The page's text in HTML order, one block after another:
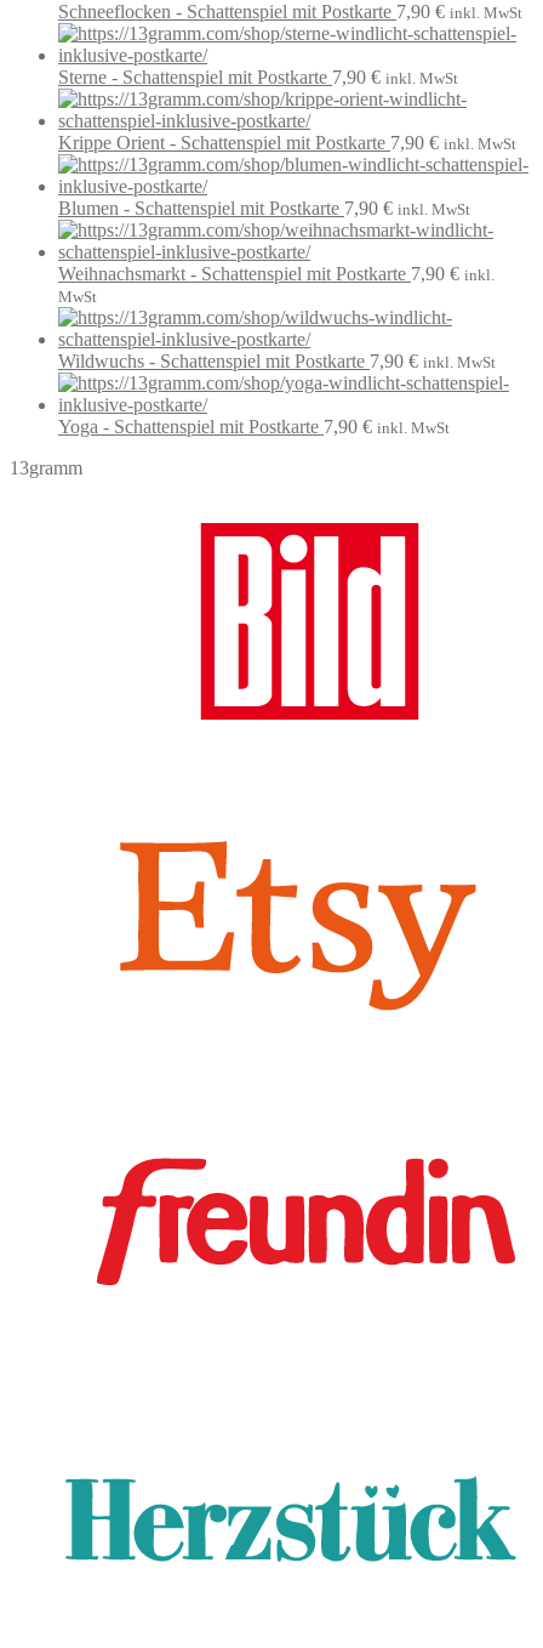
Schneeflocken - Schattenspiel mit Postkarte 7,90 € inkl. MwSt
Sterne - Schattenspiel mit Postkarte 7,90 € inkl. MwSt
Krippe Orient - Schattenspiel mit Postkarte 7,90 € inkl. MwSt
Blumen - Schattenspiel mit Postkarte 7,90 € inkl. MwSt
Weihnachsmarkt - Schattenspiel mit Postkarte 7,90 € inkl.
MwSt
Wildwuchs - Schattenspiel mit Postkarte 7,90 € inkl. MwSt
Yoga - Schattenspiel mit Postkarte 7,90 € inkl. MwSt
13gramm